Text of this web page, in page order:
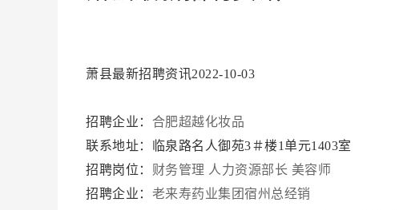
萧县最新招聘资讯2022-10-03
招聘企业： 合肥超越化妆品
联系地址：临泉路名人御苑3＃楼1单元1403室
招聘岗位： 财务管理 人力资源部长 美容师
招聘企业： 老来寿药业集团宿州总经销